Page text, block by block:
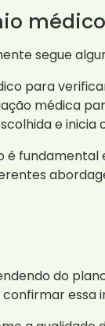
segue
para
médica
e inicia
do
essa